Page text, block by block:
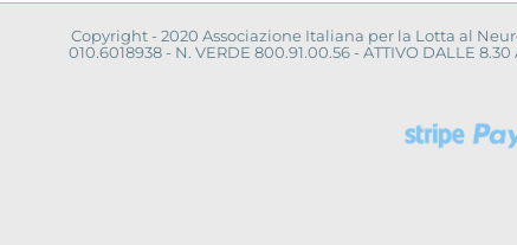
Copyright - 2020 Associazione Italiana per la Lotta al
010.6018938 - N. VERDE 800.91.00.56 - ATTIVO DALLE